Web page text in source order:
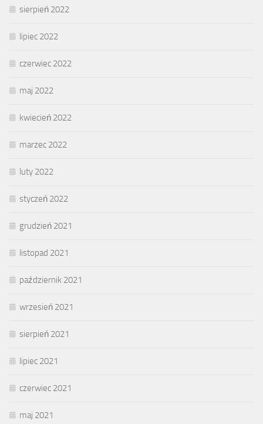
sierpień 2022
lipiec 2022
czerwiec 2022
maj 2022
kwiecień 2022
marzec 2022
luty 2022
styczeń 2022
grudzień 2021
listopad 2021
październik 2021
wrzesień 2021
sierpień 2021
lipiec 2021
czerwiec 2021
maj 2021